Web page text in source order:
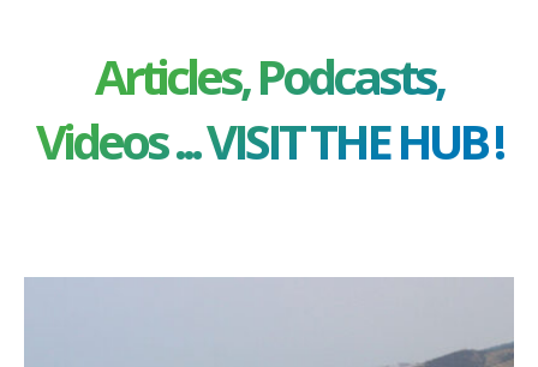
Articles, Podcasts,
Videos ... VISIT THE HUB !